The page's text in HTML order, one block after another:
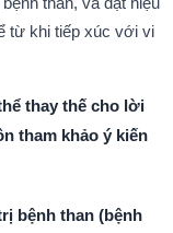
từ khi tiếp xúc với vi
thay thế cho lời
tham khảo ý kiến
bệnh than (bệnh